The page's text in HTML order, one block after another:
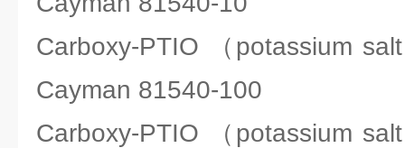
Carboxy-PTIO （potassium
Cayman 81540-100
Carboxy-PTIO （potassium